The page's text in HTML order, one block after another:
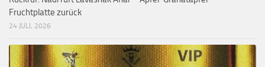
Fruchtplatte zurück
24 JULI, 2026